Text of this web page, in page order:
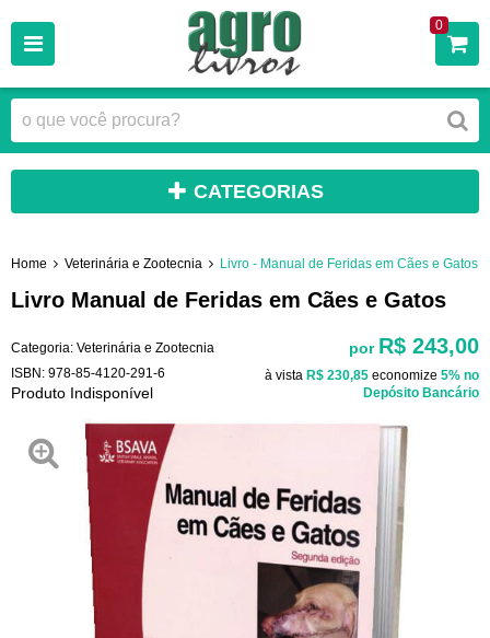
0
CATEGORIAS
Home Veterinária e Zootecnia Livro - Manual de Feridas em Cães e Gatos
Livro Manual de Feridas em Cães e Gatos
Categoria: Veterinária e Zootecnia
ISBN: 978-85-4120-291-6
Produto Indisponível
por R$ 243,00
à vista R$ 230,85 economize 5% no
Depósito Bancário